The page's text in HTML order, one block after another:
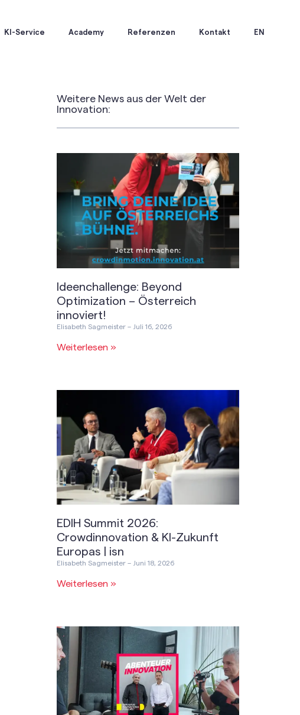
KI-Service Academy Referenzen Kontakt EN
Weitere News aus der Welt der
Innovation:
Ideenchallenge: Beyond
Optimization – Österreich
innoviert!
Elisabeth Sagmeister Juli 16, 2026
Weiterlesen »
EDIH Summit 2026:
Crowdinnovation & KI-Zukunft
Europas | isn
Elisabeth Sagmeister Juni 18, 2026
Weiterlesen »